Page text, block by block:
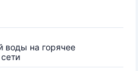
воды на горячее